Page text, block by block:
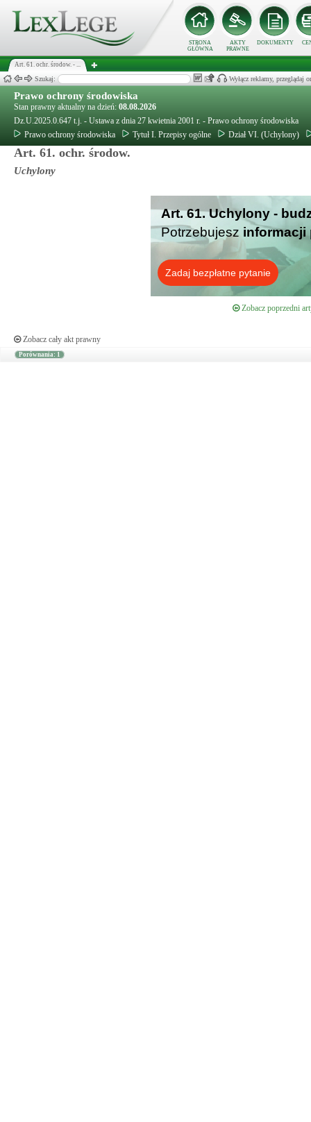
STRONA
GŁÓWNA
AKTY
PRAWNE
DOKUMENTY
Art. 61. ochr. środow. - ...
Szukaj: Wyłącz reklamy, przeglądaj
Prawo ochrony środowiska
Stan prawny aktualny na dzień: 08.08.2026
Dz.U.2025.0.647 t.j. - Ustawa z dnia 27 kwietnia 2001 r. - Prawo ochrony środowiska
Prawo ochrony środowiska
Tytuł I. Przepisy ogólne Dział VI. (Uchylony)
Art. 61. ochr. środow.
Uchylony
Art. 61. Uchylony -
Potrzebujesz informacji
Zadaj bezpłatne pytanie
Zobacz poprzedni
Zobacz cały akt prawny
Porównania: 1